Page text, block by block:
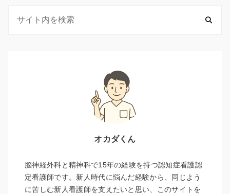
オカダくん
脳神経外科と精神科で15年の経験を持つ認知症看護認
定看護師です。新人時代に悩んだ経験から、同じよう
に苦しむ新人看護師を支えたいと思い、このサイトを